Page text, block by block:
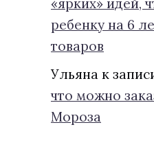
«ярких» идей,
ребенку на 6
товаров
Ульяна к
что можно
Мороза